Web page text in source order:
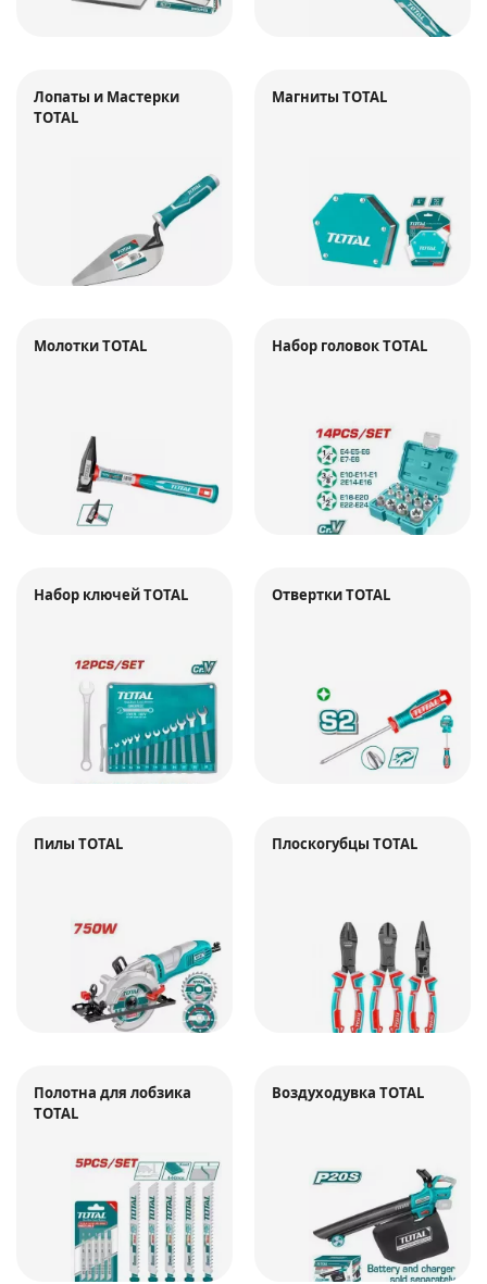
Лопаты и Мастерки
TOTAL
Магниты TOTAL
Молотки TOTAL Набор головок TOTAL
Набор ключей TOTAL Отвертки TOTAL
Пилы TOTAL Плоскогубцы TOTAL
Полотна для лобзика
TOTAL
Воздуходувка TOTAL